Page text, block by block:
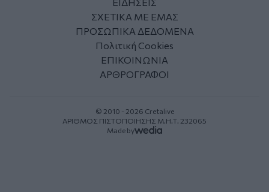
ΣΧΕΤΙΚΑ ΜΕ ΕΜΑΣ
ΠΡΟΣΩΠΙΚΑ ΔΕΔΟΜΕΝΑ
Πολιτική Cookies
ΕΠΙΚΟΙΝΩΝΙΑ
ΑΡΘΡΟΓΡΑΦΟΙ
© 2010 - 2026 Cretalive
ΑΡΙΘΜΟΣ ΠΙΣΤΟΠΟΙΗΣΗΣ Μ.Η.Τ. 232065
Made by